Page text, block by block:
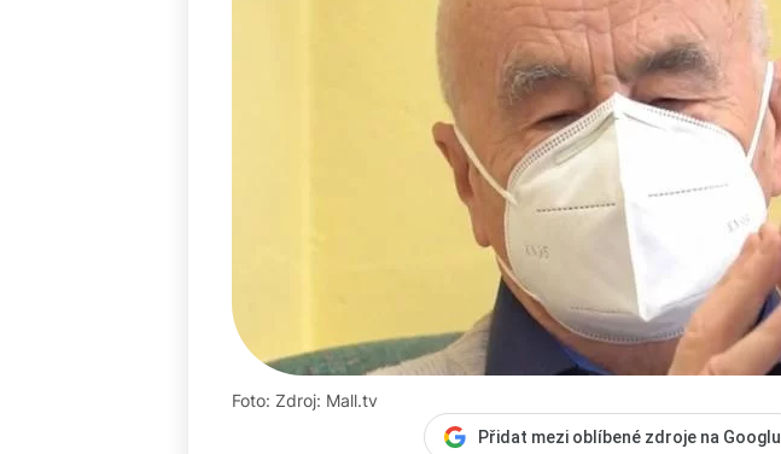
Foto: Zdroj: Mall.tv
Přidat mezi oblíbené zdroje na Googlu